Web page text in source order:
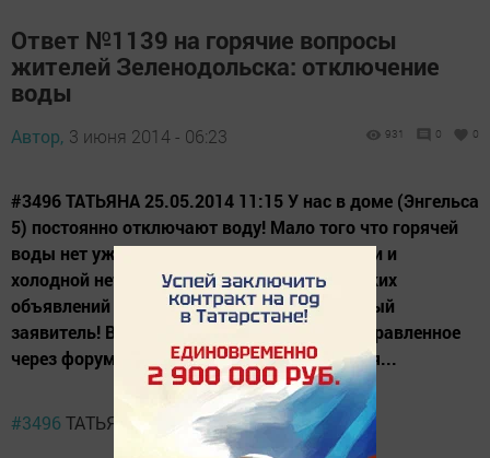
Ответ №1139 на горячие вопросы
жителей Зеленодольска: отключение
воды
Автор, 3 июня 2014 - 06:23 931 0 0
#3496 ТАТЬЯНА 25.05.2014 11:15 У нас в доме (Энгельса
5) постоянно отключают воду! Мало того что горячей
воды нет уже неделю так ещё периодически и
холодной нет! Это что за безобразие? Никаких
объявлений по этому поводу нет. Уважаемый
заявитель! В ответ на Ваше обращение, направленное
через форум сайта газеты «Зеленодольская...
#3496 ТАТЬЯНА 25.05.2014 11:15